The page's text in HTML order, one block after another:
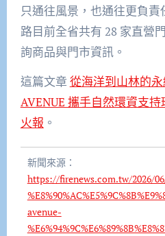
只通往風景，也通往更負
路目前全省共有 28 家直營
詢商品與門市資訊。
這篇文章 從海洋到山林的
AVENUE 攜手自然環資支
火報 。
新聞來源：
https://firenews.com.tw/2026/06/
avenue-